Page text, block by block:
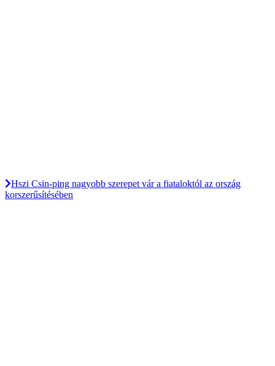
Hszi Csin-ping nagyobb szerepet vár a fiataloktól az ország
korszerűsítésében